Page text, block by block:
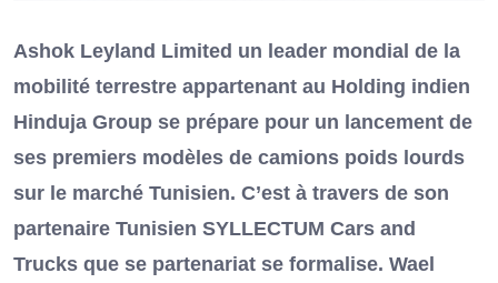
Ashok Leyland Limited un leader mondial de la
mobilité terrestre appartenant au Holding indien
Hinduja Group se prépare pour un lancement de
ses premiers modèles de camions poids lourds
sur le marché Tunisien. C’est à travers de son
partenaire Tunisien SYLLECTUM Cars and
Trucks que se partenariat se formalise. Wael